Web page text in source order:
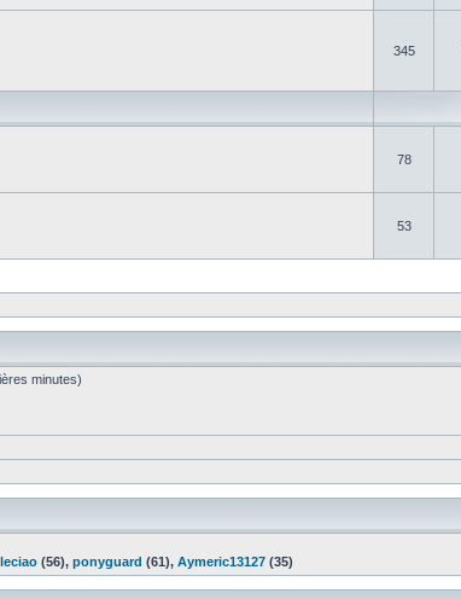
345
78
53
minutes)
leciao (56), ponyguard (61), Aymeric13127 (35)